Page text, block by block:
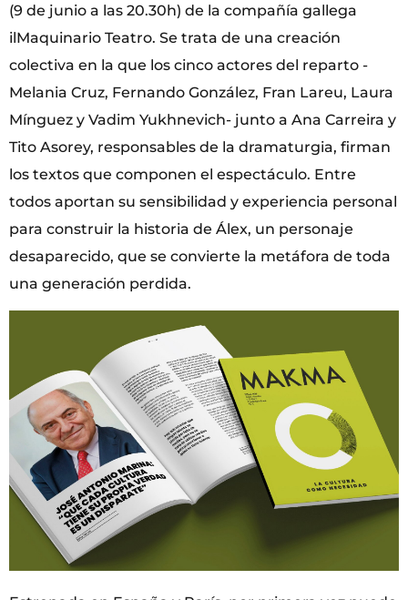
(9 de junio a las 20.30h) de la compañía gallega
ilMaquinario Teatro. Se trata de una creación
colectiva en la que los cinco actores del reparto -
Melania Cruz, Fernando González, Fran Lareu, Laura
Mínguez y Vadim Yukhnevich- junto a Ana Carreira y
Tito Asorey, responsables de la dramaturgia, firman
los textos que componen el espectáculo. Entre
todos aportan su sensibilidad y experiencia personal
para construir la historia de Álex, un personaje
desaparecido, que se convierte la metáfora de toda
una generación perdida.